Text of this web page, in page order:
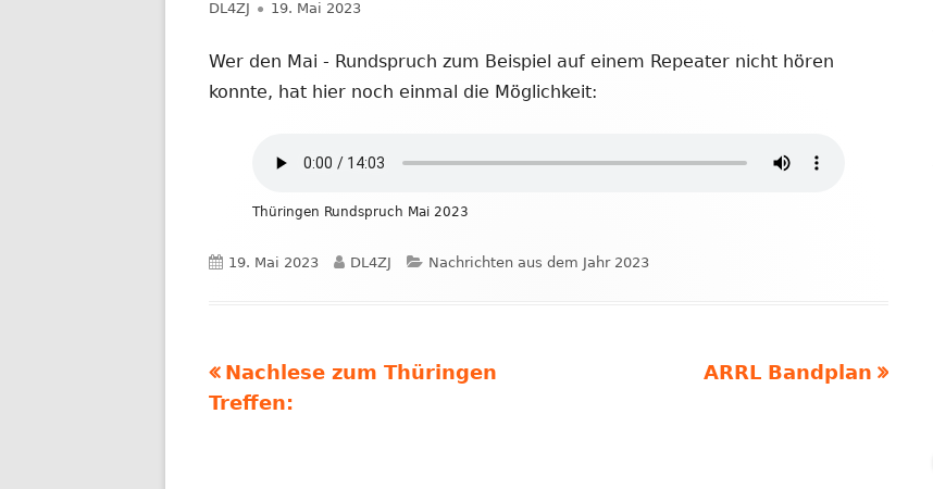
Autor
DL4ZJ
Veröffentlicht
19. Mai 2023
Wer den Mai - Rundspruch zum Beispiel auf einem Repeater nicht hören
konnte, hat hier noch einmal die Möglichkeit:
Thüringen Rundspruch Mai 2023
Veröffentlicht
19. Mai 2023 Autor
DL4ZJ Kategorien
Nachrichten aus dem Jahr 2023
Beitragsnavigation
Vorheriger
Beitrag:
Nachlese zum Thüringen
Treffen:
Nächster
ARRL Bandplan